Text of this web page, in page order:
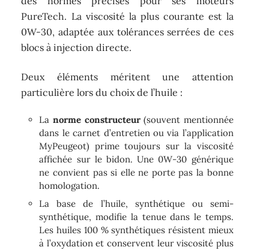
PureTech. La viscosité la plus courante est la
0W-30, adaptée aux tolérances serrées de ces
blocs à injection directe.
Deux éléments méritent une attention
particulière lors du choix de l’huile :
La norme constructeur(souvent mentionnée
dans le carnet d’entretien ou via l’application
MyPeugeot) prime toujours sur la viscosité
affichée sur le bidon. Une 0W-30 générique
ne convient pas si elle ne porte pas la bonne
homologation.
La base de l’huile, synthétique ou semi-
synthétique, modifie la tenue dans le temps.
Les huiles 100 % synthétiques résistent mieux
à l’oxydation et conservent leur viscosité plus